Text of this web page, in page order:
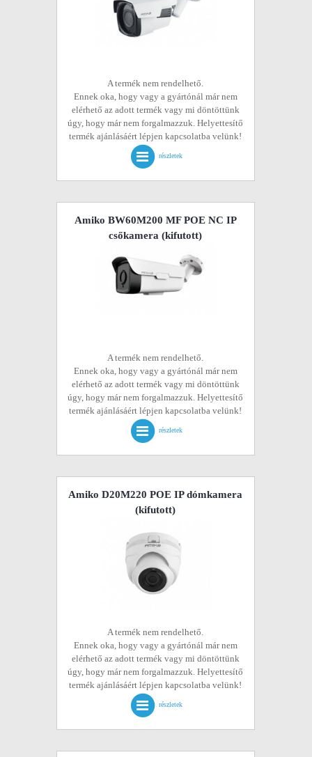
A termék nem rendelhető.
Ennek oka, hogy vagy a gyártónál már nem
elérhető az adott termék vagy mi döntöttünk
úgy, hogy már nem forgalmazzuk. Helyettesítő
termék ajánlásáért lépjen kapcsolatba velünk!
részletek
Amiko BW60M200 MF POE NC IP
csőkamera (kifutott)
A termék nem rendelhető.
Ennek oka, hogy vagy a gyártónál már nem
elérhető az adott termék vagy mi döntöttünk
úgy, hogy már nem forgalmazzuk. Helyettesítő
termék ajánlásáért lépjen kapcsolatba velünk!
részletek
Amiko D20M220 POE IP dómkamera
(kifutott)
A termék nem rendelhető.
Ennek oka, hogy vagy a gyártónál már nem
elérhető az adott termék vagy mi döntöttünk
úgy, hogy már nem forgalmazzuk. Helyettesítő
termék ajánlásáért lépjen kapcsolatba velünk!
részletek